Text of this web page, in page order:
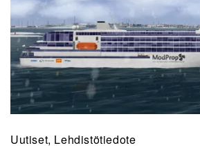
Uutiset, Lehdistötiedote